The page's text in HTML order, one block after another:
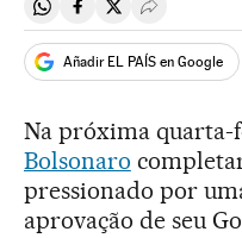
Compartir en Whatsapp
Compartir en
Compartir en
Desplegar
Añadir EL PAÍS en Google
Na próxima
Bolsonaro
pressionado por
aprovação de seu